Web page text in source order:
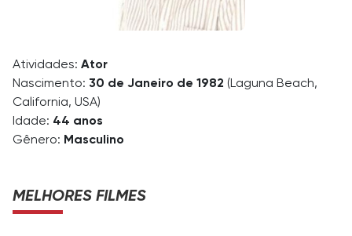
Atividades: Ator
Nascimento: 30 de Janeiro de 1982 (Laguna Beach,
California, USA)
Idade: 44 anos
Gênero: Masculino
MELHORES FILMES